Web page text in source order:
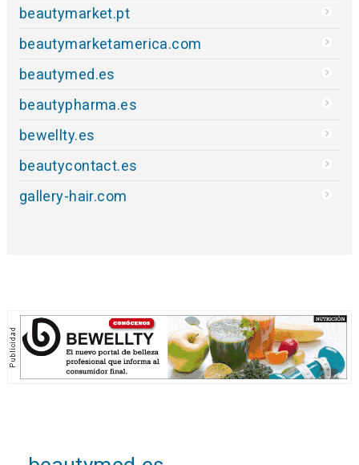
beautymarket.pt
beautymarketamerica.com
beautymed.es
beautypharma.es
bewellty.es
beautycontact.es
gallery-hair.com